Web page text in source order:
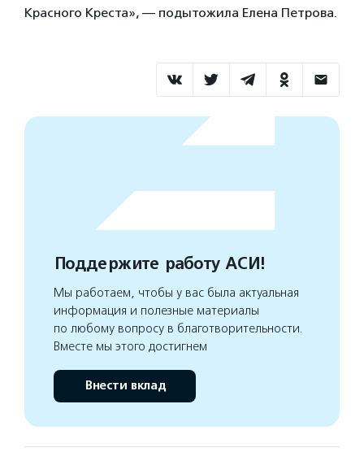
Красного Креста», — подытожила Елена Петрова.
Поддержите работу АСИ!
Мы работаем, чтобы у вас была актуальная
информация и полезные материалы
по любому вопросу в благотворительности.
Вместе мы этого достигнем
Внести вклад